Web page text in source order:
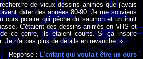
de vieux dessins animés que j'avais
dater des années 80-90. Je me souviens
ours polaire qui pêche du saumon et un inuit
C'étaient des dessins animés en VHS et
ce genre, ils étaient courts. Si ça inspire
Je n'ai pas plus de détails en revanche. »
Réponse : L'enfant qui voulait être un ours